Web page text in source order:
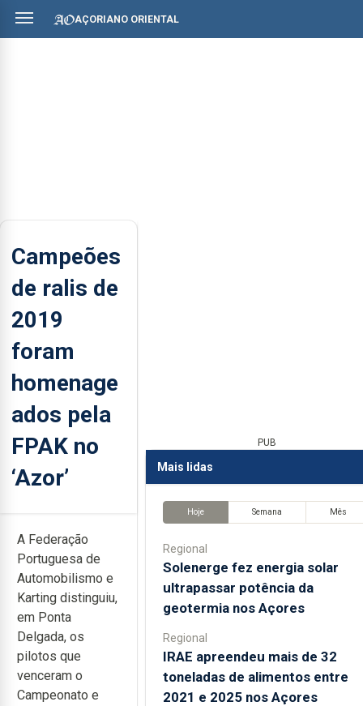
AÇORIANO ORIENTAL
Campeões
de ralis de
2019
foram
homenage
ados pela
FPAK no
‘Azor’
A Federação
Portuguesa de
Automobilismo e
Karting distinguiu,
em Ponta
Delgada, os
pilotos que
venceram o
Campeonato e
PUB
Mais lidas
Hoje Semana Mês
Regional
Solenerge fez energia solar
ultrapassar potência da
geotermia nos Açores
Regional
IRAE apreendeu mais de 32
toneladas de alimentos entre
2021 e 2025 nos Açores